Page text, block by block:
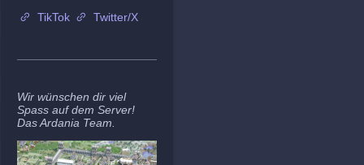
TikTok
Twitter/X
Wir wünschen dir viel
Spass auf dem Server!
Das Ardania Team.